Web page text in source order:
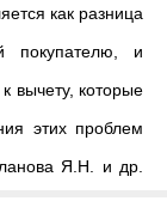
как разница
покупателю, и
вычету, которые
этих проблем
Я.Н. и др.